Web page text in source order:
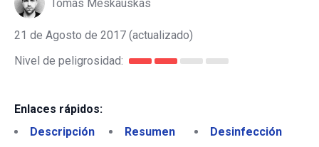
Tomas Meskauskas
21 de Agosto de 2017 (actualizado)
Nivel de peligrosidad:
Enlaces rápidos:
Descripción
Resumen
Desinfección